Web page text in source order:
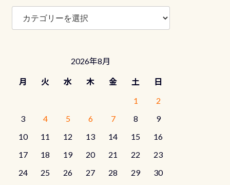
ブ
グ
2026年8月
月 火 水 木 金 土
日
1
2
3
4 5 6 7 8
9
10
11 12 13 14 15
16
17
18 19 20 21 22
23
24
25 26 27 28 29
30